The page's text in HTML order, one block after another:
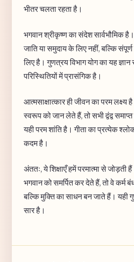
भीतर चलता रहता है।
भगवान श्रीकृष्ण का संदेश सार्वभौमिक
जाति या समुदाय के लिए नहीं, बल्कि
लिए है। गुणत्रय विभाग योग का यह ज्ञान
परिस्थितियों में प्रासंगिक है।
आत्मसाक्षात्कार ही जीवन का परम
स्वरूप को जान लेते हैं, तो सभी द्वंद्व समाप्त
यही परम शांति है। गीता का प्रत्येक
कदम है।
अंततः, ये शिक्षाएँ हमें परमात्मा से जोड़ती
भगवान को समर्पित कर देते हैं, तो वे कर्म
बल्कि मुक्ति का साधन बन जाते हैं। यही
सार है।